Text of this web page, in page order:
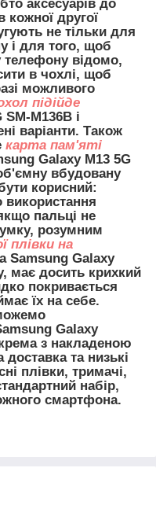
аксесуарів до
кожної другої
не тільки для
і для того, щоб
відомо,
в чохлі, щоб
можливого
підійде
M136B і
варіанти. Також
карта пам'яті
Galaxy M13 5G
вбудовану
корисний:
використання
пальці не
розумним
плівки на
Samsung Galaxy
має досить крихкий
покривається
їх на себе.
Galaxy
з накладеною
та низькі
плівки, тримачі,
набір,
смартфона.